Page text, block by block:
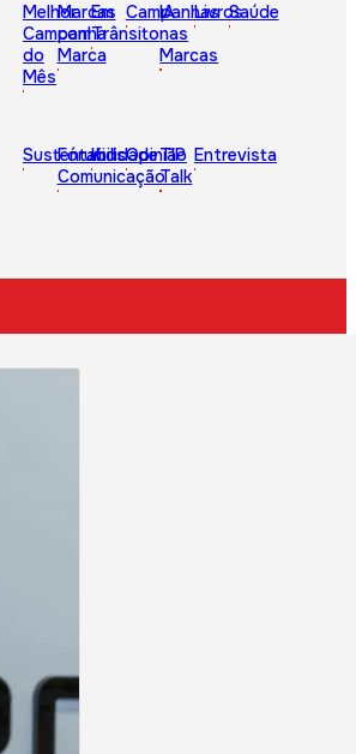
Melhor
Campanha
do
Mês
Marcas
com
Marca
Em
Trânsito
Campanhas
IA
nas
Marcas
LivrosSaúde
Sustentabilidade
Fórum
Comunicação
KidsOpinião
TIP
Talk
Entrevista